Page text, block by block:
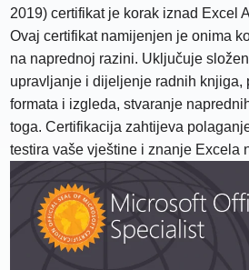
2019) certifikat je korak iznad Excel
Ovaj certifikat namijenjen je onima
na naprednoj razini. Uključuje
upravljanje i dijeljenje radnih knjiga,
formata i izgleda, stvaranje
toga. Certifikacija zahtijeva
testira vaše vještine i znanje Excela